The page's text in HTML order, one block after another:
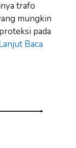
trafo
mungkin
pada
Baca